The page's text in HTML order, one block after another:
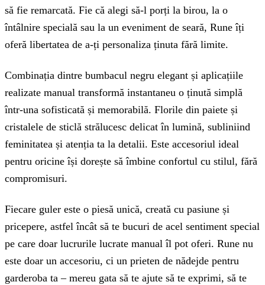
să fie remarcată. Fie că alegi să-l porți la birou, la o
întâlnire specială sau la un eveniment de seară, Rune îți
oferă libertatea de a-ți personaliza ținuta fără limite.
Combinația dintre bumbacul negru elegant și aplicațiile
realizate manual transformă instantaneu o ținută simplă
într-una sofisticată și memorabilă. Florile din paiete și
cristalele de sticlă strălucesc delicat în lumină, subliniind
feminitatea și atenția ta la detalii. Este accesoriul ideal
pentru oricine își dorește să îmbine confortul cu stilul, fără
compromisuri.
Fiecare guler este o piesă unică, creată cu pasiune și
pricepere, astfel încât să te bucuri de acel sentiment special
pe care doar lucrurile lucrate manual îl pot oferi. Rune nu
este doar un accesoriu, ci un prieten de nădejde pentru
garderoba ta – mereu gata să te ajute să te exprimi, să te